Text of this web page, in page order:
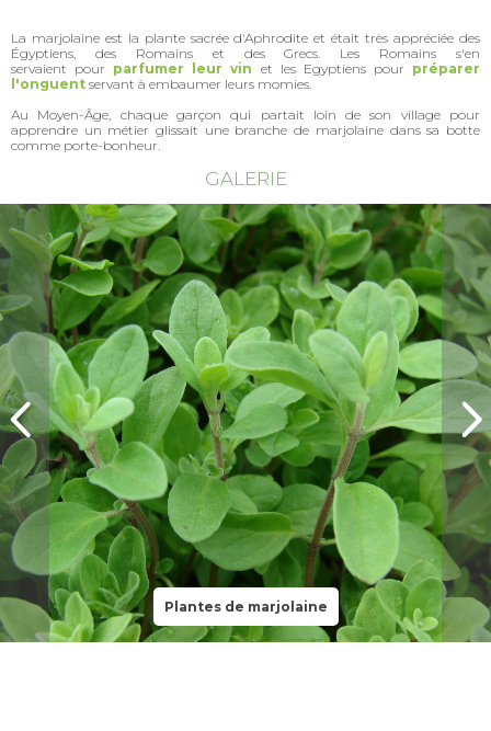
La marjolaine est la plante sacrée d'Aphrodite et était très appréciée des
Égyptiens, des Romains et des Grecs. Les Romains s'en
servaient pour parfumer leur vin et les Egyptiens pour préparer
l'onguent servant à embaumer leurs momies.
Au Moyen-Âge, chaque garçon qui partait loin de son village pour
apprendre un métier glissait une branche de marjolaine dans sa botte
comme porte-bonheur.
GALERIE
Plantes de marjolaine